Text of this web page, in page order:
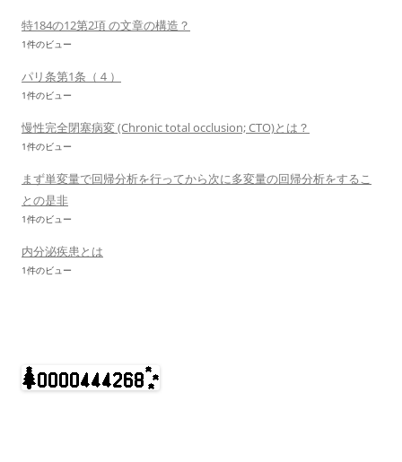
特184の12第2項 の文章の構造？
1件のビュー
パリ条第1条（４）
1件のビュー
慢性完全閉塞病変 (Chronic total occlusion; CTO)とは？
1件のビュー
まず単変量で回帰分析を行ってから次に多変量の回帰分析をするこ
との是非
1件のビュー
内分泌疾患とは
1件のビュー